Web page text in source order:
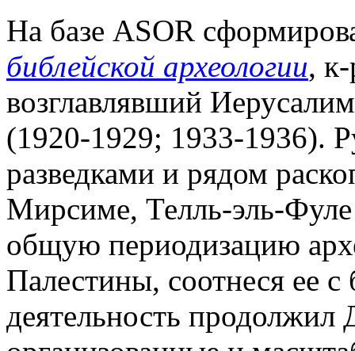
На базе ASOR
библейской археологии,
возглавлявший
(1920-1929; 1933-1936).
разведками и рядом
Мирсиме, Телль-эль-
общую периодизацию
Палестины, соотнеся ее
деятельность